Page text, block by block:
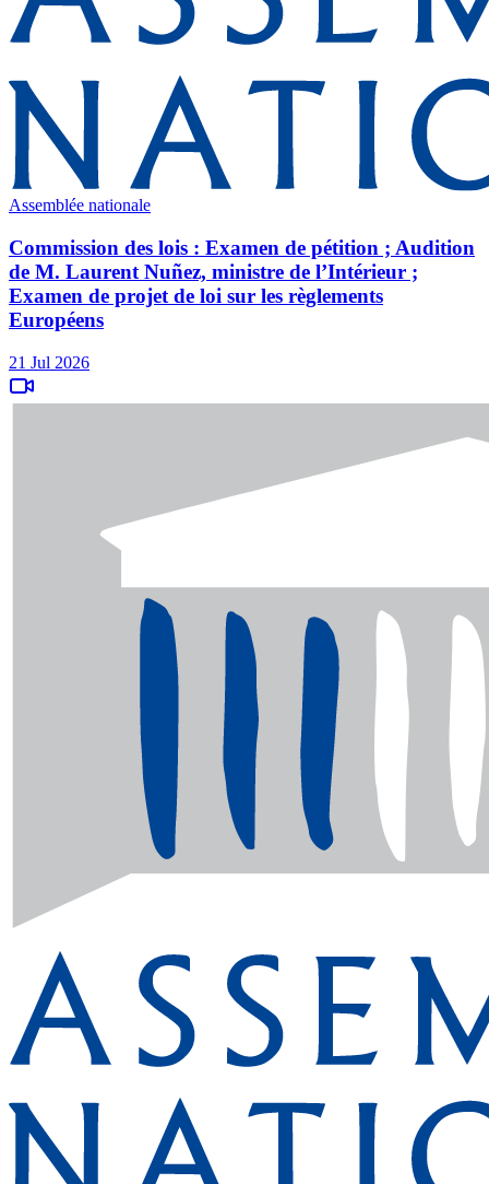
Assemblée nationale
Commission des lois : Examen de pétition ; Audition
de M. Laurent Nuñez, ministre de l’Intérieur ;
Examen de projet de loi sur les règlements
Européens
21 Jul 2026